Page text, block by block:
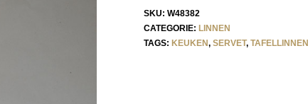
SKU: W48382
CATEGORIE: LINNEN
TAGS: KEUKEN, SERVET, TAFELLINNEN